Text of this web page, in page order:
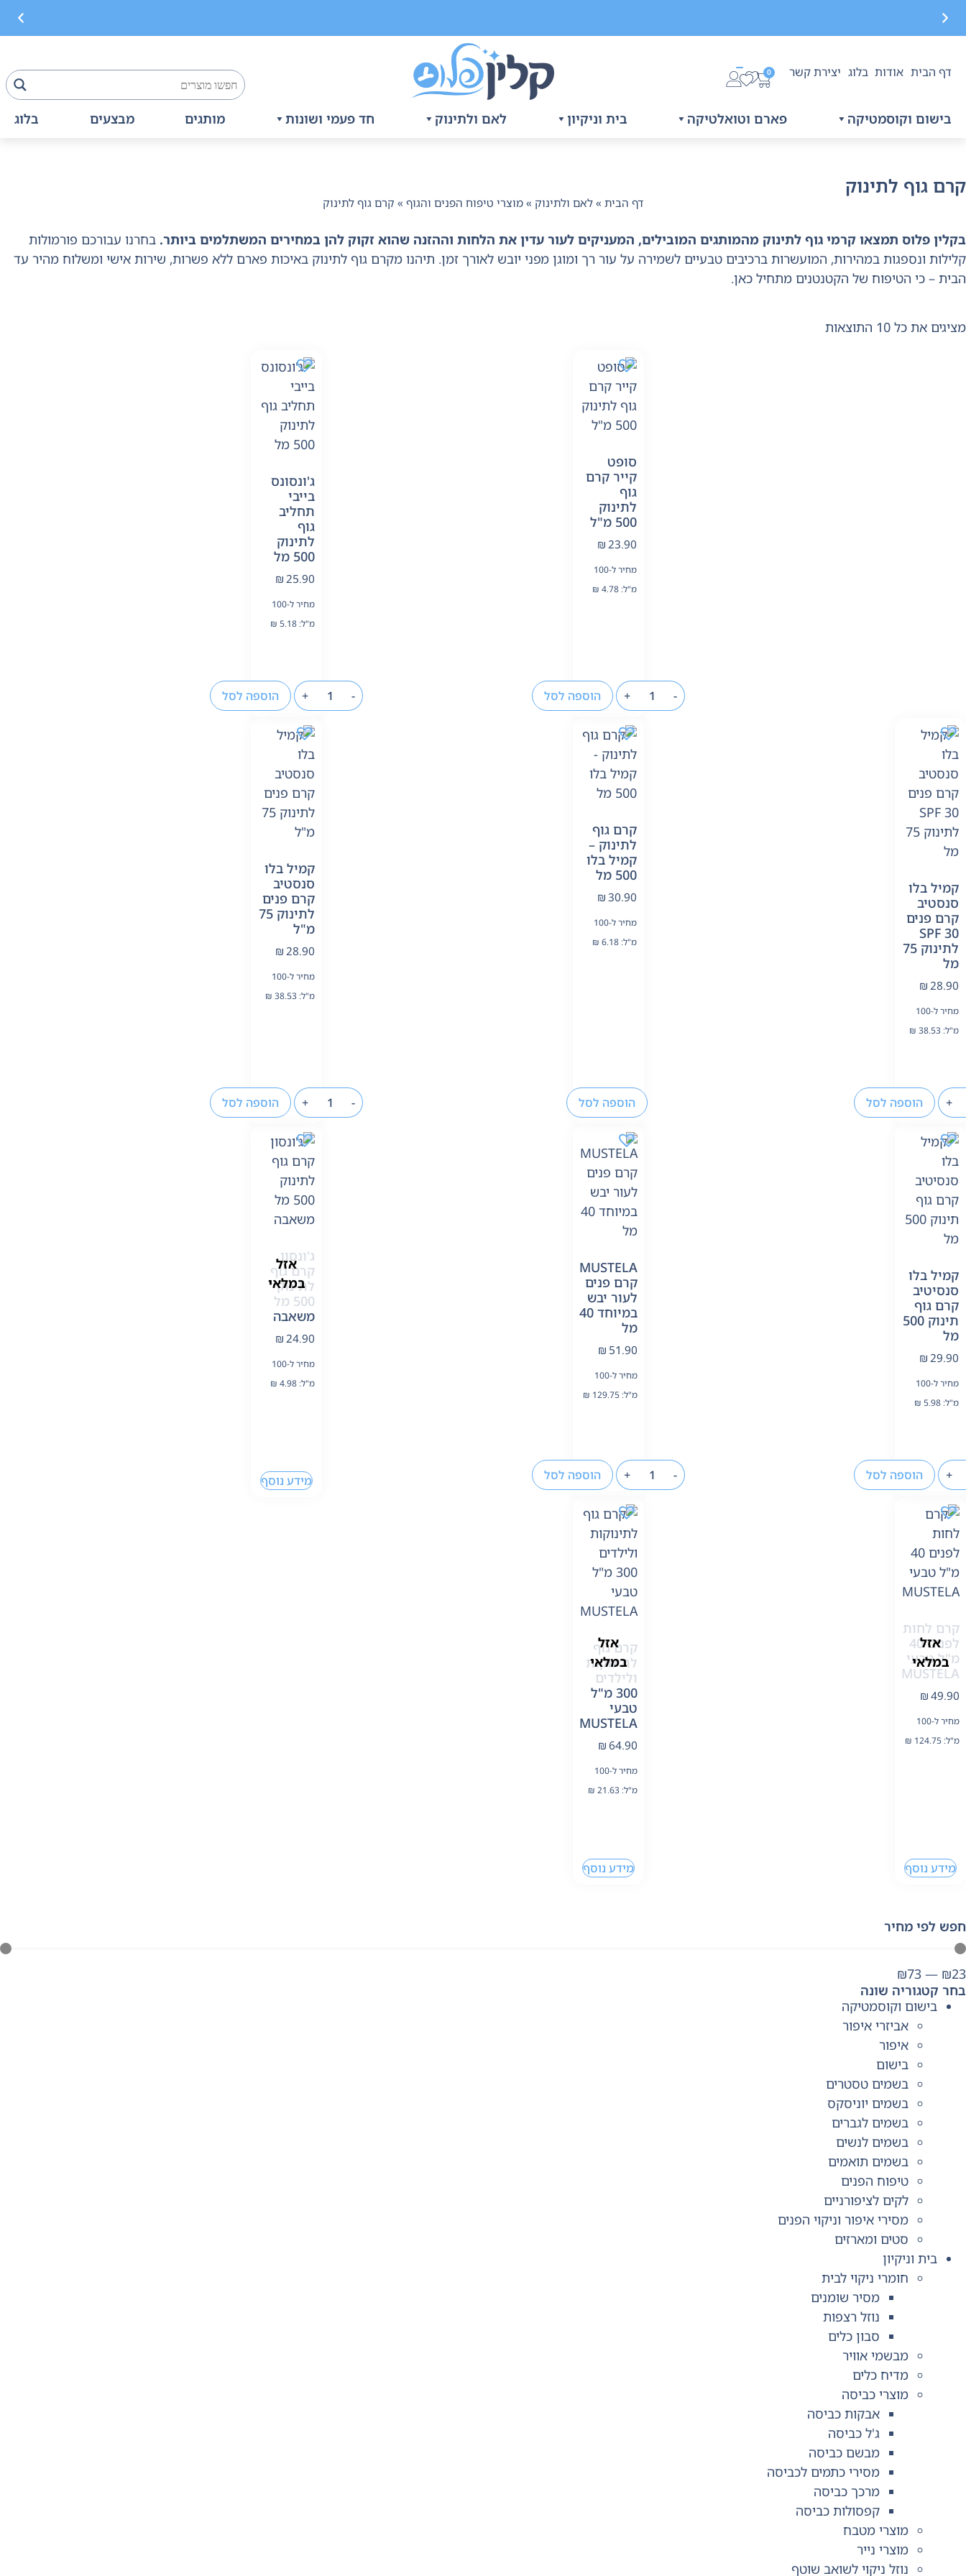
משלוח חינם בקנייה מעל 299 ₪, לא כולל בישוםדף הבית אודות בלוג יצירת קשר 0
בישום וקוסמטיקה פארם וטואלטיקה בית וניקיון לאם ולתינוק חד פעמי ושונות מותגים מבצעים בלוג
קרם גוף לתינוק
דף הבית » לאם ולתינוק » מוצרי טיפוח הפנים והגוף » קרם גוף לתינוק
בקלין פלוס תמצאו קרמי גוף לתינוק מהמותגים המובילים, המעניקים לעור עדין את הלחות וההזנה שהוא זקוק להן במחירים המשתלמים ביותר. בחרנו עבורכם פורמולות
קלילות ונספגות במהירות, המועשרות ברכיבים טבעיים לשמירה על עור רך ומוגן מפני יובש לאורך זמן. תיהנו מקרם גוף לתינוק באיכות פארם ללא פשרות, שירות אישי ומשלוח מהיר עד
הבית – כי הטיפוח של הקטנטנים מתחיל כאן.
מציגים את כל ⁦10⁩ התוצאות
סופט
קייר קרם
גוף
לתינוק
500 מ"ל
₪23.90
מחיר ל-100
מ"ל:
₪ 4.78
-
+ הוספה לסל
ג'ונסונס
בייבי
תחליב
גוף
לתינוק
500 מל
₪25.90
מחיר ל-100
מ"ל:
₪ 5.18
-
+ הוספה לסל
קמיל בלו
סנסטיב
קרם פנים
30 ‏SPF
לתינוק 75
מל‏
₪28.90
מחיר ל-100
מ"ל:
₪ 38.53
+ הוספה לסל
קרם גוף
לתינוק –
קמיל בלו
500 מל
₪30.90
מחיר ל-100
מ"ל:
₪ 6.18
הוספה לסל
קמיל בלו
סנסטיב
קרם פנים
לתינוק 75
מ"ל
₪28.90
מחיר ל-100
מ"ל:
₪ 38.53
-
+ הוספה לסל
קמיל בלו
סנסיטיב
קרם גוף
תינוק 500
מל
₪29.90
מחיר ל-100
מ"ל:
₪ 5.98
+ הוספה לסל
MUSTELA
קרם פנים
לעור יבש
במיוחד 40
מל
₪ 51.90
מחיר ל-100
מ"ל:
₪ 129.75
-
+ הוספה לסל
אזל
במלאי
ג'ונסון
קרם גוף
לתינוק
500 מל
משאבה
₪24.90
מחיר ל-100
מ"ל:
₪ 4.98
מידע נוסף
אזל
במלאי
קרם לחות
לפנים 40
מ"ל טבעי
MUSTELA
₪49.90
מחיר ל-100
מ"ל:
₪ 124.75
מידע נוסף
אזל
במלאי
קרם גוף
לתינוקות
ולילדים
300 מ"ל
טבעי
MUSTELA
₪64.90
מחיר ל-100
מ"ל:
₪ 21.63
מידע נוסף
חפש לפי מחיר
₪23
—
₪73
בחר קטגוריה שונה
בישום וקוסמטיקה
אביזרי איפור
איפור
בישום
בשמים טסטרים
בשמים יוניסקס
בשמים לגברים
בשמים לנשים
בשמים תואמים
טיפוח הפנים
לקים לציפורניים
מסירי איפור וניקוי הפנים
סטים ומארזים
בית וניקיון
חומרי ניקוי לבית
מסיר שומנים
נוזל רצפות
סבון כלים
מבשמי אוויר
מדיח כלים
מוצרי כביסה
אבקות כביסה
ג'ל כביסה
מבשם כביסה
מסירי כתמים לכביסה
מרכך כביסה
קפסולות כביסה
מוצרי מטבח
מוצרי נייר
נוזל ניקוי לשואב שוטף